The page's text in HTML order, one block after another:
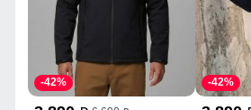
-42% -42%